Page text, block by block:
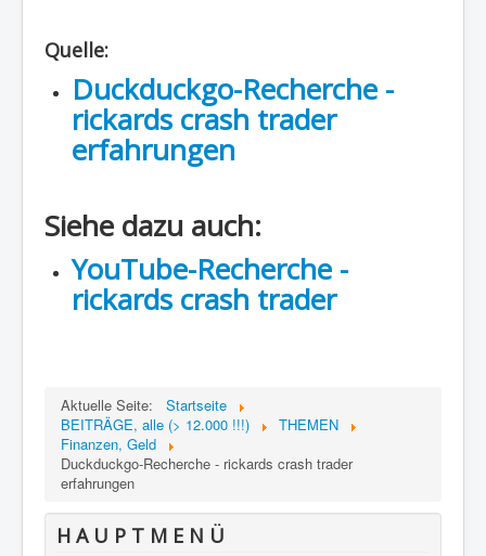
WISSEN - aktuell
Region - BBSifi
Verlag
Quelle:
Duckduckgo-Recherche -
rickards crash trader
erfahrungen
Siehe dazu auch:
YouTube-Recherche -
rickards crash trader
Aktuelle Seite:
Startseite
BEITRÄGE, alle (> 12.000 !!!)
THEMEN
Finanzen, Geld
Duckduckgo-Recherche - rickards crash trader
erfahrungen
H A U P T M E N Ü